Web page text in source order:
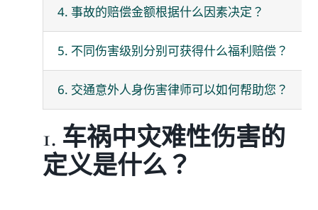
联系我们
语言Languages
联络电话：(437) 990-0999
4. 事故的赔偿金额根据什么因素决定？
5. 不同伤害级别分别可获得什么福利赔偿？
6. 交通意外人身伤害律师可以如何帮助您？
1. 车祸中灾难性伤害的
定义是什么？